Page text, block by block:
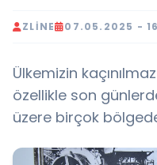
ZLINE 07.05.2025 -
Ülkemizin
özellikle son
üzere birçok